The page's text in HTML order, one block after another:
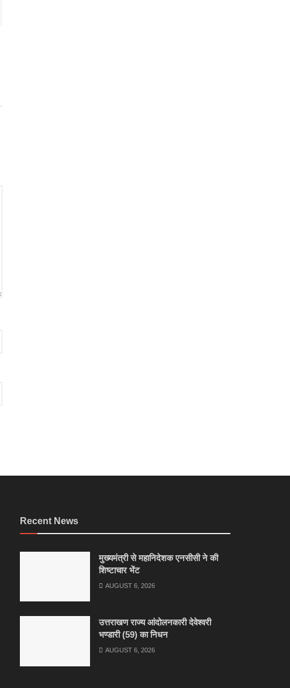
Recent News
मुख्यमंत्री से महानिदेशक एनसीसी ने की
शिष्टाचार भेंट
AUGUST 6, 2026
उत्तराखण राज्य आंदोलनकारी देवेश्वरी
भण्डारी (59) का निधन
AUGUST 6, 2026